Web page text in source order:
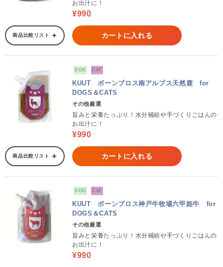
お出汁に！
¥990
商品比較リスト カートに入れる
DOG CAT
KUUT ボーンブロス南アルプス天然鹿 for
DOGS＆CATS
その他厳選
旨みと栄養たっぷり！水分補給や手づくりごはんの
お出汁に！
¥990
商品比較リスト カートに入れる
DOG CAT
KUUT ボーンブロス神戸牛牧場六甲姫牛 for
DOGS＆CATS
その他厳選
旨みと栄養たっぷり！水分補給や手づくりごはんの
お出汁に！
¥990